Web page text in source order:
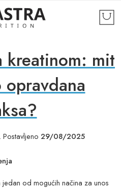
kreatinom: mit
. Postavljeno 29/08/2025
od mogućih načina za unos